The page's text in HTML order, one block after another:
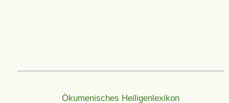
Ökumenisches Heiligenlexikon